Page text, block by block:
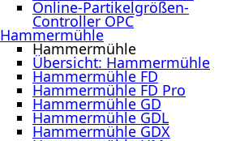
Online-Partikelgrößen-
Controller OPC
Hammermühle
Hammermühle
Übersicht: Hammermühle
Hammermühle FD
Hammermühle FD Pro
Hammermühle GD
Hammermühle GDL
Hammermühle GDX